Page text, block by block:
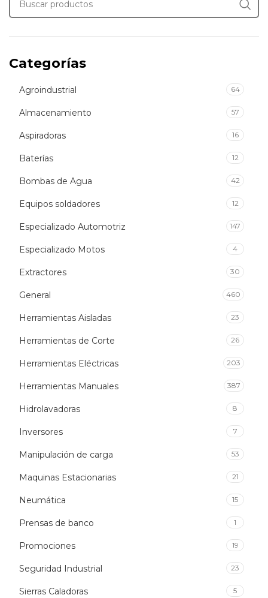
Categorías
Agroindustrial 64
Almacenamiento 57
Aspiradoras 16
Baterías 12
Bombas de Agua 42
Equipos soldadores 12
Especializado Automotriz 147
Especializado Motos 4
Extractores 30
General 460
Herramientas Aisladas 23
Herramientas de Corte 26
Herramientas Eléctricas 203
Herramientas Manuales 387
Hidrolavadoras 8
Inversores 7
Manipulación de carga 53
Maquinas Estacionarias 21
Neumática 15
Prensas de banco 1
Promociones 19
Seguridad Industrial 23
Sierras Caladoras 5